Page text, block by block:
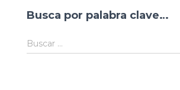
Busca por palabra clave…
Buscar …